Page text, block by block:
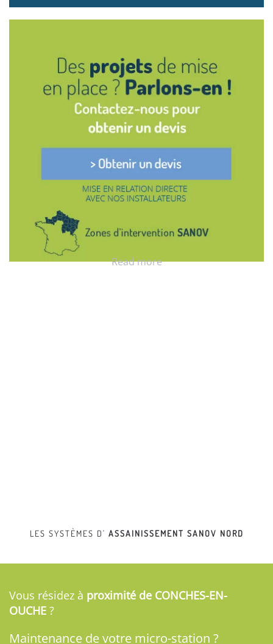
Read more
LES SYSTÈMES D' ASSAINISSEMENT SANOV NORD
Vous résidez à proximité de CONCHES-EN-
OUCHE ?
Maintenance de votre micro-station ?